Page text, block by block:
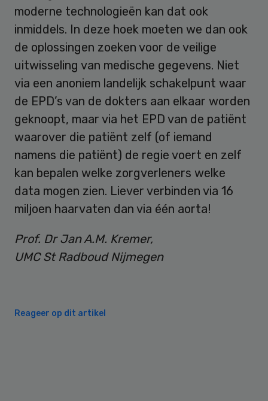
moderne technologieën kan dat ook
inmiddels. In deze hoek moeten we dan ook
de oplossingen zoeken voor de veilige
uitwisseling van medische gegevens. Niet
via een anoniem landelijk schakelpunt waar
de EPD’s van de dokters aan elkaar worden
geknoopt, maar via het EPD van de patiënt
waarover die patiënt zelf (of iemand
namens die patiënt) de regie voert en zelf
kan bepalen welke zorgverleners welke
data mogen zien. Liever verbinden via 16
miljoen haarvaten dan via één aorta!
Prof. Dr Jan A.M. Kremer,
UMC St Radboud Nijmegen
Reageer op dit artikel